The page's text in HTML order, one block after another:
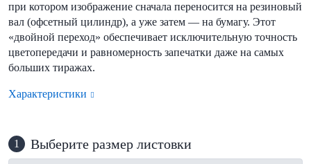
при котором изображение сначала переносится на резиновый
вал (офсетный цилиндр), а уже затем — на бумагу. Этот
«двойной переход» обеспечивает исключительную точность
цветопередачи и равномерность запечатки даже на самых
больших тиражах.
Характеристики
1 Выберите размер листовки